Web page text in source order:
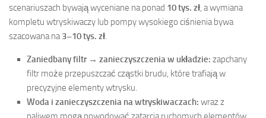
scenariuszach bywają wyceniane na ponad 10 tys. zł, a wymiana
kompletu wtryskiwaczy lub pompy wysokiego ciśnienia bywa
szacowana na3–10 tys. zł.
Zaniedbany filtr → zanieczyszczenia w układzie: zapchany
filtr może przepuszczać cząstki brudu, które trafiają w
precyzyjne elementy wtrysku.
Woda i zanieczyszczenia na wtryskiwaczach: wraz z